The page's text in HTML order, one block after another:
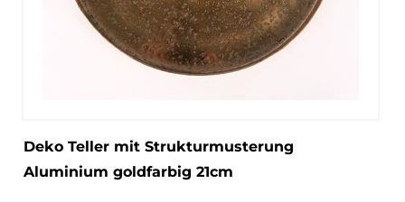
Deko Teller mit Strukturmusterung
Aluminium goldfarbig 21cm